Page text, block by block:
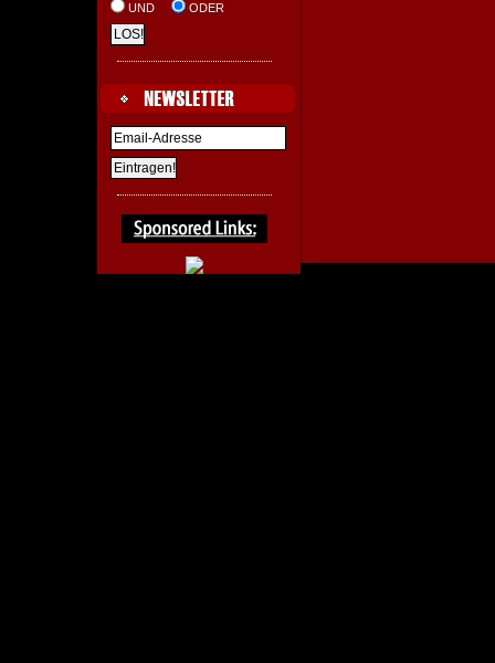
UND ODER